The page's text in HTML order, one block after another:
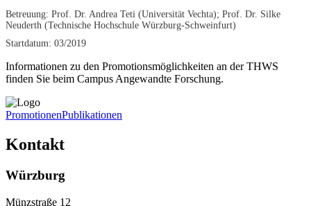
Betreuung: Prof. Dr. Andrea Teti (Universität Vechta); Prof. Dr. Silke
Neuderth (Technische Hochschule Würzburg-Schweinfurt)
Startdatum: 03/2019
Informationen zu den Promotionsmöglichkeiten an der THWS
finden Sie beim Campus Angewandte Forschung.
PromotionenPublikationen
Kontakt
Würzburg
Münzstraße 12